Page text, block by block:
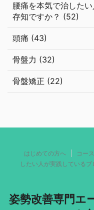
腰痛を本気で治した
存知ですか？ (52)
頭痛 (43)
骨盤力 (32)
骨盤矯正 (22)
はじめての方へ コー
したい人が実践しているブ
姿勢改善専門エ